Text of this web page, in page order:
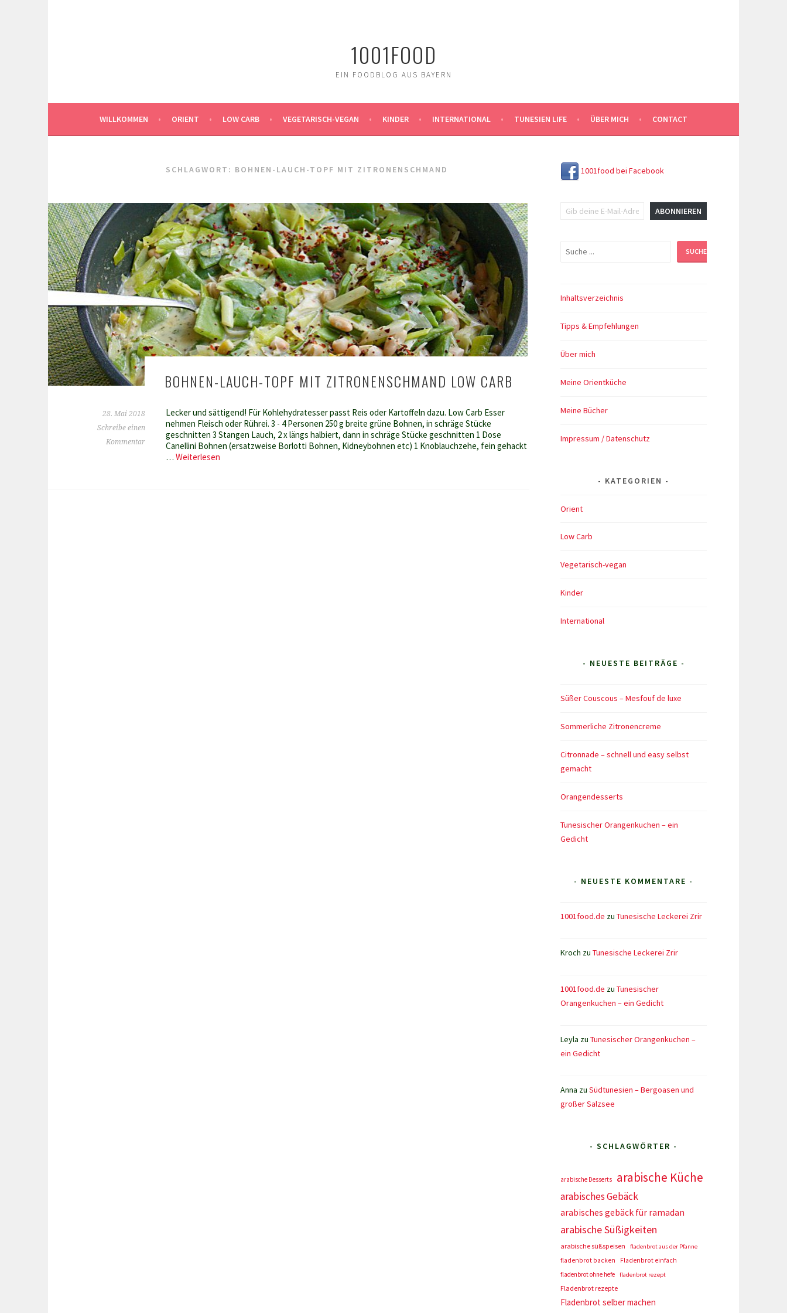
1001FOOD
EIN FOODBLOG AUS BAYERN
WILLKOMMEN ORIENT LOW CARB VEGETARISCH-VEGAN KINDER INTERNATIONAL TUNESIEN LIFE ÜBER MICH CONTACT
SCHLAGWORT: BOHNEN-LAUCH-TOPF MIT ZITRONENSCHMAND
BOHNEN-LAUCH-TOPF MIT ZITRONENSCHMAND LOW CARB
28. Mai 2018
Schreibe einen
Kommentar
Lecker und sättigend! Für Kohlehydratesser passt Reis oder Kartoffeln dazu. Low Carb Esser
nehmen Fleisch oder Rührei. 3 - 4 Personen 250 g breite grüne Bohnen, in schräge Stücke
geschnitten 3 Stangen Lauch, 2 x längs halbiert, dann in schräge Stücke geschnitten 1 Dose
Canellini Bohnen (ersatzweise Borlotti Bohnen, Kidneybohnen etc) 1 Knoblauchzehe, fein gehackt
… Weiterlesen
1001food bei Facebook
ABONNIEREN
Suchen SUCHEN
Inhaltsverzeichnis
Tipps & Empfehlungen
Über mich
Meine Orientküche
Meine Bücher
Impressum / Datenschutz
KATEGORIEN
Orient
Low Carb
Vegetarisch-vegan
Kinder
International
- NEUESTE BEITRÄGE -
Süßer Couscous – Mesfouf de luxe
Sommerliche Zitronencreme
Citronnade – schnell und easy selbst
gemacht
Orangendesserts
Tunesischer Orangenkuchen – ein
Gedicht
- NEUESTE KOMMENTARE -
1001food.de zu Tunesische Leckerei Zrir
Kroch zu Tunesische Leckerei Zrir
1001food.de zu Tunesischer
Orangenkuchen – ein Gedicht
Leyla zu Tunesischer Orangenkuchen –
ein Gedicht
Anna zu Südtunesien – Bergoasen und
großer Salzsee
- SCHLAGWÖRTER -
arabische Desserts arabische Küche
arabisches Gebäck
arabisches gebäck für ramadan
arabische Süßigkeiten
arabische süßspeisen fladenbrot aus der Pfanne
fladenbrot backen
Fladenbrot einfach
fladenbrot ohne hefe
fladenbrot rezept
Fladenbrot rezepte
Fladenbrot selber machen